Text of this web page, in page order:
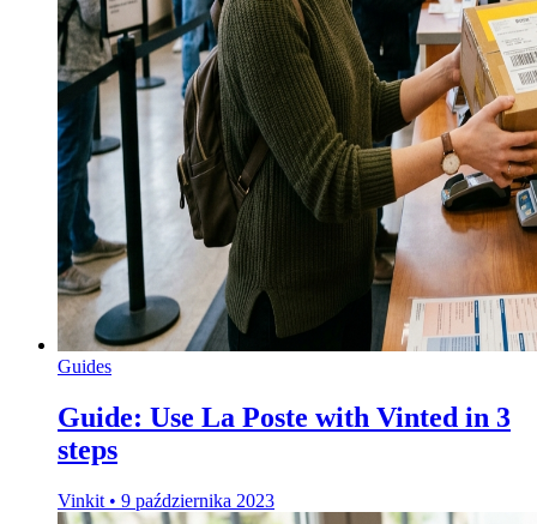
Guides
Guide: Use La Poste with Vinted in 3
steps
Vinkit • 9 października 2023